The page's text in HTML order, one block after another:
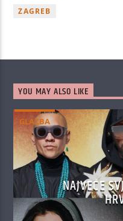
ZAGREB
YOU MAY ALSO LIKE
GLAZBA
NAJVEĆE